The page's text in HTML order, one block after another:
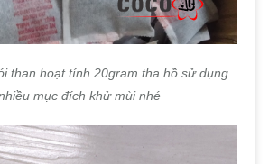
than hoạt tính 20gram tha hồ sử dụng
mục đích khử mùi nhé